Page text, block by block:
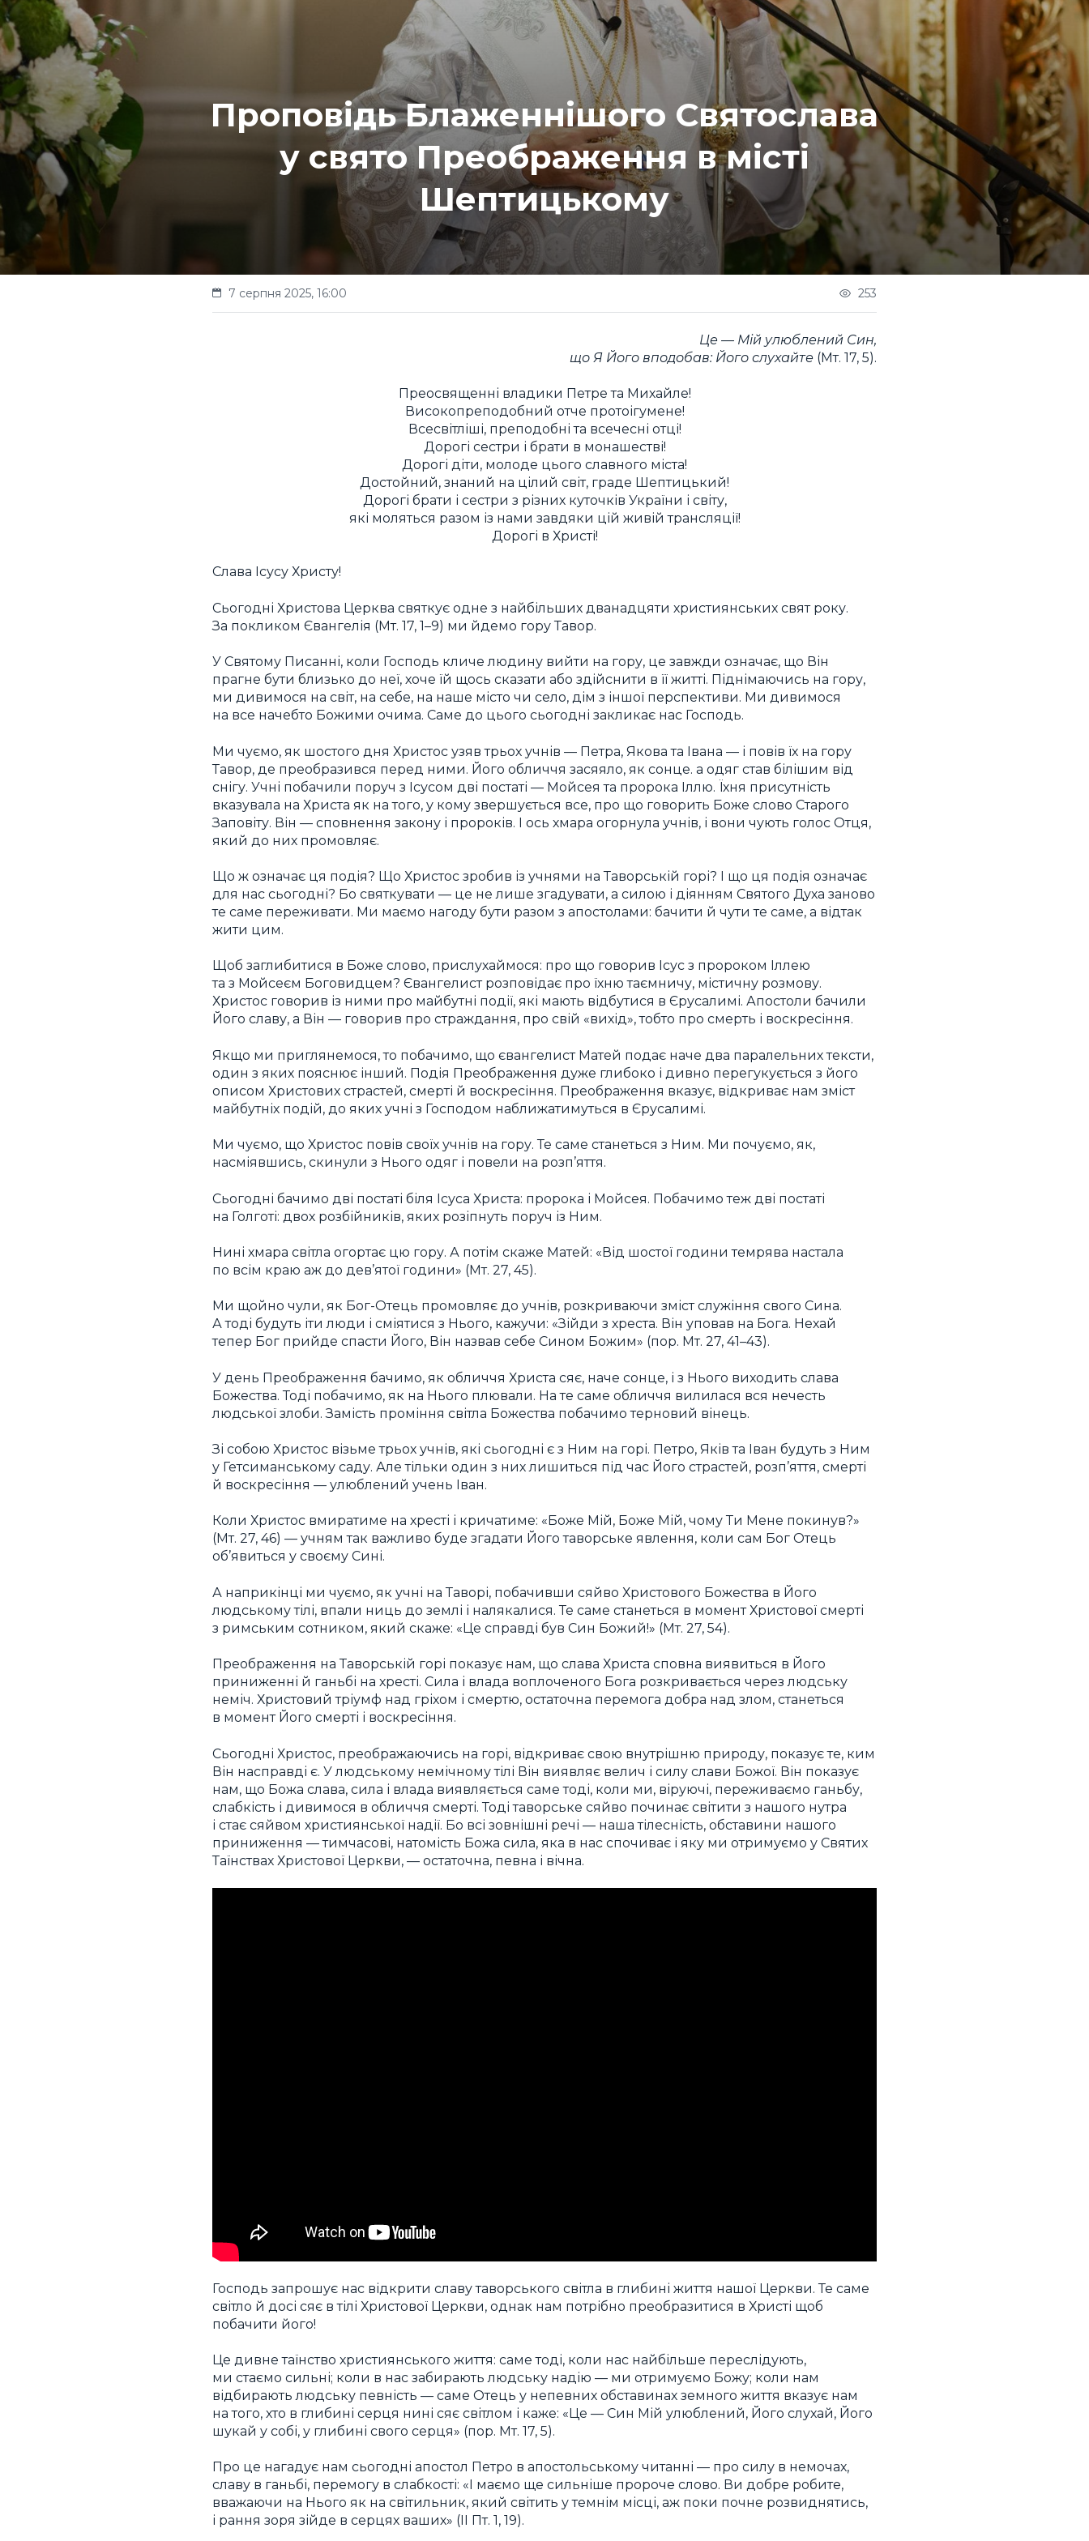
Проповідь Блаженнішого Святослава
у свято Преображення в місті
Шептицькому
7 серпня 2025, 16:00 253
Це — Мій улюблений Син,
що Я Його вподобав: Його слухайте (Мт. 17, 5).
Преосвященні владики Петре та Михайле!
Високопреподобний отче протоігумене!
Всесвітліші, преподобні та всечесні отці!
Дорогі сестри і брати в монашестві!
Дорогі діти, молоде цього славного міста!
Достойний, знаний на цілий світ, граде Шептицький!
Дорогі брати і сестри з різних куточків України і світу,
які моляться разом із нами завдяки цій живій трансляції!
Дорогі в Христі!
Слава Ісусу Христу!
Сьогодні Христова Церква святкує одне з найбільших дванадцяти християнських свят року.
За покликом Євангелія (Мт. 17, 1–9) ми йдемо гору Тавор.
У Святому Писанні, коли Господь кличе людину вийти на гору, це завжди означає, що Він
прагне бути близько до неї, хоче їй щось сказати або здійснити в її житті. Піднімаючись на гору,
ми дивимося на світ, на себе, на наше місто чи село, дім з іншої перспективи. Ми дивимося
на все начебто Божими очима. Саме до цього сьогодні закликає нас Господь.
Ми чуємо, як шостого дня Христос узяв трьох учнів — Петра, Якова та Івана — і повів їх на гору
Тавор, де преобразився перед ними. Його обличчя засяяло, як сонце. а одяг став білішим від
снігу. Учні побачили поруч з Ісусом дві постаті — Мойсея та пророка Іллю. Їхня присутність
вказувала на Христа як на того, у кому звершується все, про що говорить Боже слово Старого
Заповіту. Він — сповнення закону і пророків. І ось хмара огорнула учнів, і вони чують голос Отця,
який до них промовляє.
Що ж означає ця подія? Що Христос зробив із учнями на Таворській горі? І що ця подія означає
для нас сьогодні? Бо святкувати — це не лише згадувати, а силою і діянням Святого Духа заново
те саме переживати. Ми маємо нагоду бути разом з апостолами: бачити й чути те саме, а відтак
жити цим.
Щоб заглибитися в Боже слово, прислухаймося: про що говорив Ісус з пророком Іллею
та з Мойсеєм Боговидцем? Євангелист розповідає про їхню таємничу, містичну розмову.
Христос говорив із ними про майбутні події, які мають відбутися в Єрусалимі. Апостоли бачили
Його славу, а Він — говорив про страждання, про свій «вихід», тобто про смерть і воскресіння.
Якщо ми приглянемося, то побачимо, що євангелист Матей подає наче два паралельних тексти,
один з яких пояснює інший. Подія Преображення дуже глибоко і дивно перегукується з його
описом Христових страстей, смерті й воскресіння. Преображення вказує, відкриває нам зміст
майбутніх подій, до яких учні з Господом наближатимуться в Єрусалимі.
Ми чуємо, що Христос повів своїх учнів на гору. Те саме станеться з Ним. Ми почуємо, як,
насміявшись, скинули з Нього одяг і повели на розп’яття.
Сьогодні бачимо дві постаті біля Ісуса Христа: пророка і Мойсея. Побачимо теж дві постаті
на Голготі: двох розбійників, яких розіпнуть поруч із Ним.
Нині хмара світла огортає цю гору. А потім скаже Матей: «Від шостої години темрява настала
по всім краю аж до дев’ятої години» (Мт. 27, 45).
Ми щойно чули, як Бог-Отець промовляє до учнів, розкриваючи зміст служіння свого Сина.
А тоді будуть іти люди і сміятися з Нього, кажучи: «Зійди з хреста. Він уповав на Бога. Нехай
тепер Бог прийде спасти Його, Він назвав себе Сином Божим» (пор. Мт. 27, 41–43).
У день Преображення бачимо, як обличчя Христа сяє, наче сонце, і з Нього виходить слава
Божества. Тоді побачимо, як на Нього плювали. На те саме обличчя вилилася вся нечесть
людської злоби. Замість проміння світла Божества побачимо терновий вінець.
Зі собою Христос візьме трьох учнів, які сьогодні є з Ним на горі. Петро, Яків та Іван будуть з Ним
у Гетсиманському саду. Але тільки один з них лишиться під час Його страстей, розп’яття, смерті
й воскресіння — улюблений учень Іван.
Коли Христос вмиратиме на хресті і кричатиме: «Боже Мій, Боже Мій, чому Ти Мене покинув?»
(Мт. 27, 46) — учням так важливо буде згадати Його таворське явлення, коли сам Бог Отець
об’явиться у своєму Сині.
А наприкінці ми чуємо, як учні на Таворі, побачивши сяйво Христового Божества в Його
людському тілі, впали ниць до землі і налякалися. Те саме станеться в момент Христової смерті
з римським сотником, який скаже: «Це справді був Син Божий!» (Мт. 27, 54).
Преображення на Таворській горі показує нам, що слава Христа сповна виявиться в Його
приниженні й ганьбі на хресті. Сила і влада воплоченого Бога розкривається через людську
неміч. Христовий тріумф над гріхом і смертю, остаточна перемога добра над злом, станеться
в момент Його смерті і воскресіння.
Сьогодні Христос, преображаючись на горі, відкриває свою внутрішню природу, показує те, ким
Він насправді є. У людському немічному тілі Він виявляє велич і силу слави Божої. Він показує
нам, що Божа слава, сила і влада виявляється саме тоді, коли ми, віруючі, переживаємо ганьбу,
слабкість і дивимося в обличчя смерті. Тоді таворське сяйво починає світити з нашого нутра
і стає сяйвом християнської надії. Бо всі зовнішні речі — наша тілесність, обставини нашого
приниження — тимчасові, натомість Божа сила, яка в нас спочиває і яку ми отримуємо у Святих
Таїнствах Христової Церкви, — остаточна, певна і вічна.
Господь запрошує нас відкрити славу таворського світла в глибині життя нашої Церкви. Те саме
світло й досі сяє в тілі Христової Церкви, однак нам потрібно преобразитися в Христі щоб
побачити його!
Це дивне таїнство християнського життя: саме тоді, коли нас найбільше переслідують,
ми стаємо сильні; коли в нас забирають людську надію — ми отримуємо Божу; коли нам
відбирають людську певність — саме Отець у непевних обставинах земного життя вказує нам
на того, хто в глибині серця нині сяє світлом і каже: «Це — Син Мій улюблений, Його слухай, Його
шукай у собі, у глибині свого серця» (пор. Мт. 17, 5).
Про це нагадує нам сьогодні апостол Петро в апостольському читанні — про силу в немочах,
славу в ганьбі, перемогу в слабкості: «І маємо ще сильніше пророче слово. Ви добре робите,
вважаючи на Нього як на світильник, який світить у темнім місці, аж поки почне розвиднятись,
і рання зоря зійде в серцях ваших» (II Пт. 1, 19).